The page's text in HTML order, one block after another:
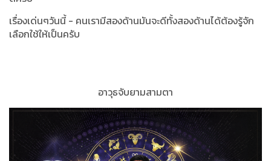
เรื่องเด่นๆวันนี้ - คนเรามีสองด้านมันจะดีทั้งสองด้านได้ต้องรู้จัก
เลือกใช้ให้เป็นครับ
อาวุธจับยามสามตา